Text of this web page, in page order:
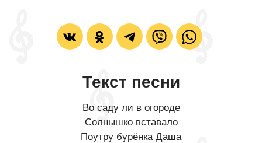
Текст песни
Во саду ли в огороде
Солнышко вставало
Поутру бурёнка Даша